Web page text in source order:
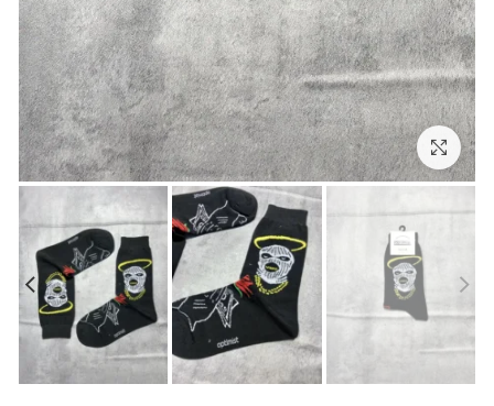
بزرگنمایی تصویر